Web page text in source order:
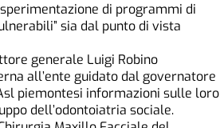
di programmi di
sia dal punto di vista
generale Luigi Robino
all’ente guidato dal governatore
piemontesi informazioni sulle loro
dell’odontoiatria sociale.